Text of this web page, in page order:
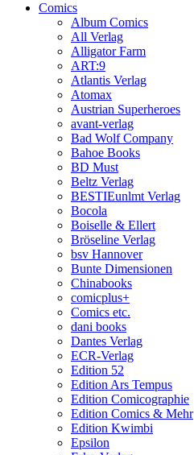
Comics
Album Comics
All Verlag
Alligator Farm
ART:9
Atlantis Verlag
Atomax
Austrian Superheroes
avant-verlag
Bad Wolf Company
Bahoe Books
BD Must
Beltz Verlag
BESTIEunlmt Verlag
Bocola
Boiselle & Ellert
Bröseline Verlag
bsv Hannover
Bunte Dimensionen
Chinabooks
comicplus+
Comics etc.
dani books
Dantes Verlag
ECR-Verlag
Edition 52
Edition Ars Tempus
Edition Comicographie
Edition Comics & Mehr
Edition Kwimbi
Epsilon